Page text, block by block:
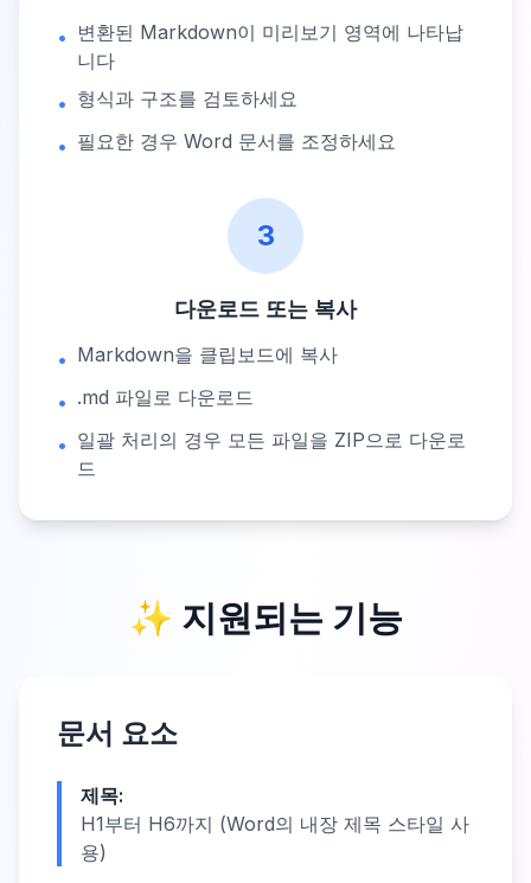
• 변환된 Markdown이 미리보기 영역에 나타납
니다
• 형식과 구조를 검토하세요
• 필요한 경우 Word 문서를 조정하세요
3
다운로드 또는 복사
• Markdown을 클립보드에 복사
• .md 파일로 다운로드
• 일괄 처리의 경우 모든 파일을 ZIP으로 다운로
드
✨ 지원되는 기능
문서 요소
제목:
H1부터 H6까지 (Word의 내장 제목 스타일 사
용)